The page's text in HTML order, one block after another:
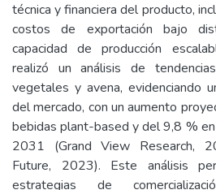
técnica y financiera del producto,
costos de exportación bajo
capacidad de producción
realizó un análisis de
vegetales y avena, evidenciando
del mercado, con un aumento
bebidas plant-based y del 9,8 %
2031 (Grand View Research,
Future, 2023). Este análisis
estrategias de